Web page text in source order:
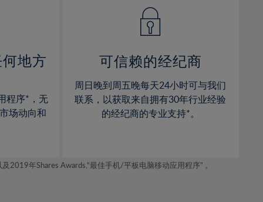
地方
程序*，无
场动向和
可信赖的经纪商
周日晚到周五晚每天24小时可与我们
联系，以获取来自拥有30年行业经验
的经纪商的专业支持*。
年Shares Awards,“最佳手机/平板电脑移动应用程序” 。